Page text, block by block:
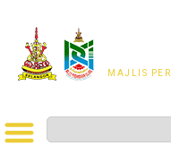
MAJLIS